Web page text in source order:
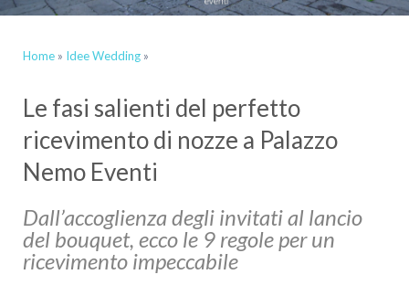
Home » Idee Wedding »
Le fasi salienti del perfetto
ricevimento di nozze a Palazzo
Nemo Eventi
Dall’accoglienza degli invitati al lancio
del bouquet, ecco le 9 regole per un
ricevimento impeccabile